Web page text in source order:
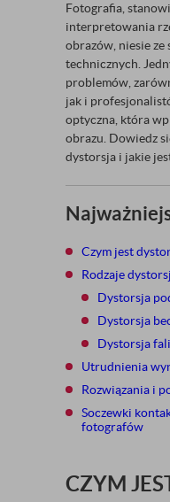
Fotografia,
interpretowania
obrazów, niesie ze
technicznych.
problemów,
jak i
optyczna, która
obrazu. Dowiedz
dystorsja i jakie
Czym jest
Rodzaje
Dystorsja
Dystorsja
Dystorsja
Utrudnienia
Rozwiązania i
Soczewki
fotografów
CZYM